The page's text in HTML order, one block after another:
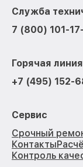
Служба
7 (800) 101-
Горячая линия
+7 (495) 152-
Сервис
Срочный
Контакты
Контроль